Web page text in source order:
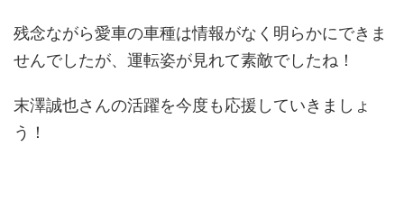
残念ながら愛車の車種は情報がなく明らかにできま
せんでしたが、運転姿が見れて素敵でしたね！
末澤誠也さんの活躍を今度も応援していきましょ
う！